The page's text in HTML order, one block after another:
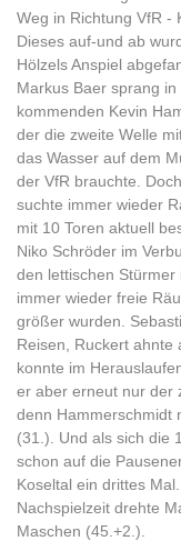
Weg in Richtung VfR -
Dieses auf-und ab
Hölzels Anspiel
Markus Baer sprang
kommenden Kevin
der die zweite Welle
das Wasser auf dem
der VfR brauchte.
suchte immer wieder
mit 10 Toren aktuell
Niko Schröder im
den lettischen
immer wieder freie
größer wurden.
Reisen, Ruckert ahnte
konnte im
er aber erneut nur der
denn Hammerschmidt
(31.). Und als sich die
schon auf die
Koseltal ein drittes
Nachspielzeit drehte
Maschen (45.+2.).